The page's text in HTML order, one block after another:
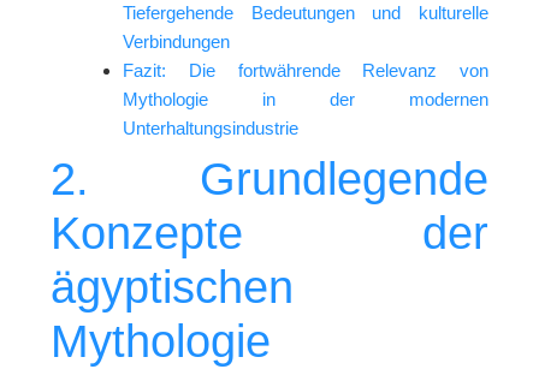
Tiefergehende Bedeutungen und kulturelle
Verbindungen
Fazit: Die fortwährende Relevanz von
Mythologie in der modernen
Unterhaltungsindustrie
2. Grundlegende
Konzepte der
ägyptischen
Mythologie